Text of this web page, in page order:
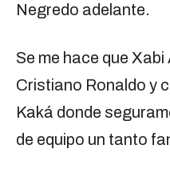
Negredo adelante.
Se me hace que
Cristiano Ronaldo y
Kaká donde
de equipo un tanto